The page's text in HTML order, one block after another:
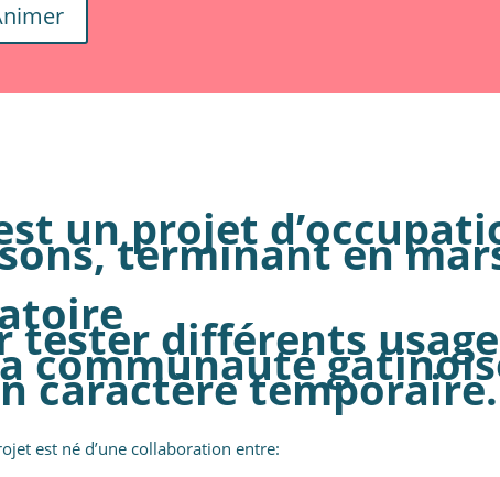
un projet
terminant en
tester différents
communauté
caractère temporaire.
est né d’une collaboration entre: